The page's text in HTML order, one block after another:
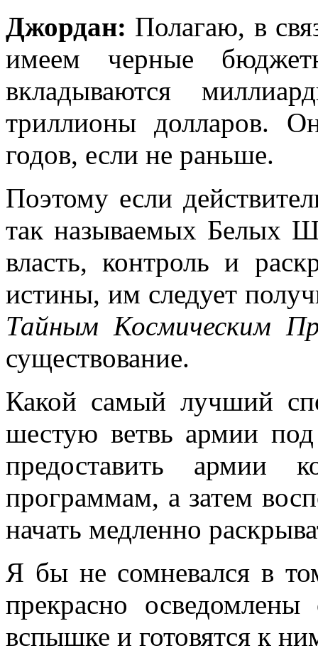
Джордан: Полагаю, в
имеем черные
вкладываются
триллионы долларов.
годов, если не раньше.
Поэтому если
так называемых Белых
власть, контроль и
истины, им следует
Тайным Космическим
существование.
Какой самый лучший
шестую ветвь армии
предоставить армии
программам, а затем
начать медленно
Я бы не сомневался в
прекрасно
вспышке и готовятся к